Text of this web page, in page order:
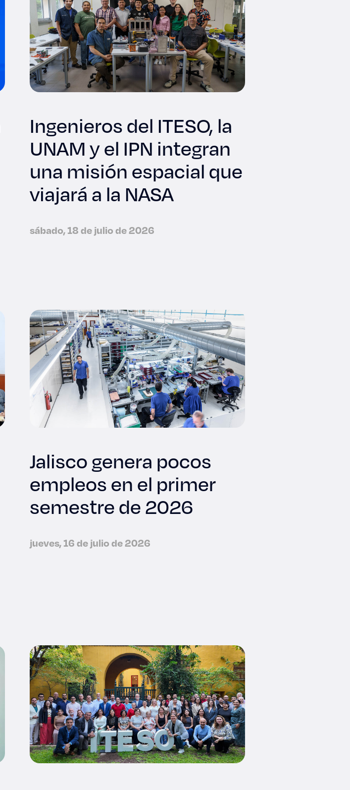
Ingenieros del ITESO, la
UNAM y el IPN integran
una misión espacial que
viajará a la NASA
sábado, 18 de julio de 2026
Jalisco genera pocos
empleos en el primer
semestre de 2026
jueves, 16 de julio de 2026